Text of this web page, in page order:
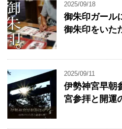
2025/09/18
御朱印ガール
御朱印をいた
2025/09/11
伊勢神宮早朝
宮参拝と開運